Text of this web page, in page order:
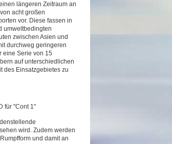
längeren Zeitraum an
acht großen
vor. Diese fassen in
umweltbedingten
zwischen Asien und
durchweg geringeren
eine Serie von 15
auf unterschiedlichen
des Einsatzgebietes zu
für "Cont 1"
wird. Zudem werden
und damit an